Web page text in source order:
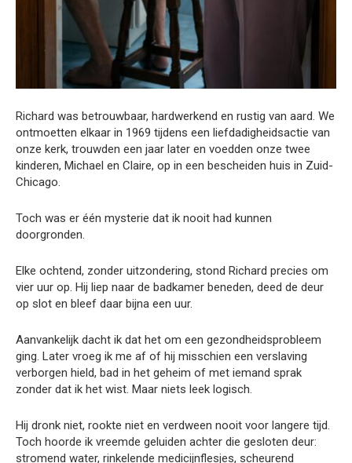
Richard was betrouwbaar, hardwerkend en rustig van aard. We
ontmoetten elkaar in 1969 tijdens een liefdadigheidsactie van
onze kerk, trouwden een jaar later en voedden onze twee
kinderen, Michael en Claire, op in een bescheiden huis in Zuid-
Chicago.
Toch was er één mysterie dat ik nooit had kunnen
doorgronden.
Elke ochtend, zonder uitzondering, stond Richard precies om
vier uur op. Hij liep naar de badkamer beneden, deed de deur
op slot en bleef daar bijna een uur.
Aanvankelijk dacht ik dat het om een gezondheidsprobleem
ging. Later vroeg ik me af of hij misschien een verslaving
verborgen hield, bad in het geheim of met iemand sprak
zonder dat ik het wist. Maar niets leek logisch.
Hij dronk niet, rookte niet en verdween nooit voor langere tijd.
Toch hoorde ik vreemde geluiden achter die gesloten deur:
stromend water, rinkelende medicijnflesjes, scheurend